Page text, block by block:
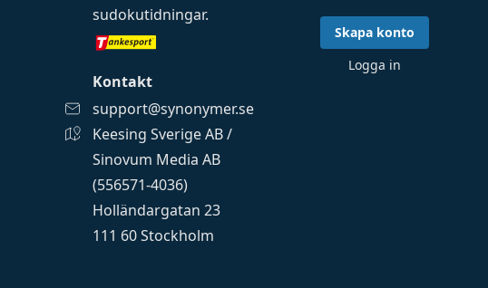
sudokutidningar.
Kontakt
support@synonymer.se
Keesing Sverige AB /
Sinovum Media AB
(556571-4036)
Holländargatan 23
111 60 Stockholm
Skapa konto
Logga in